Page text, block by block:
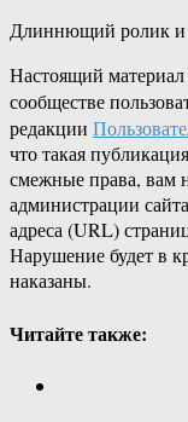
Длиннющий ролик и
Настоящий
сообществе
редакции
что такая
смежные права, вам
администрации
адреса (URL)
Нарушение будет в
наказаны.
Читайте также: